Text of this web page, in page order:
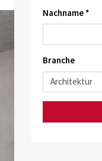
Nachname *
Branche